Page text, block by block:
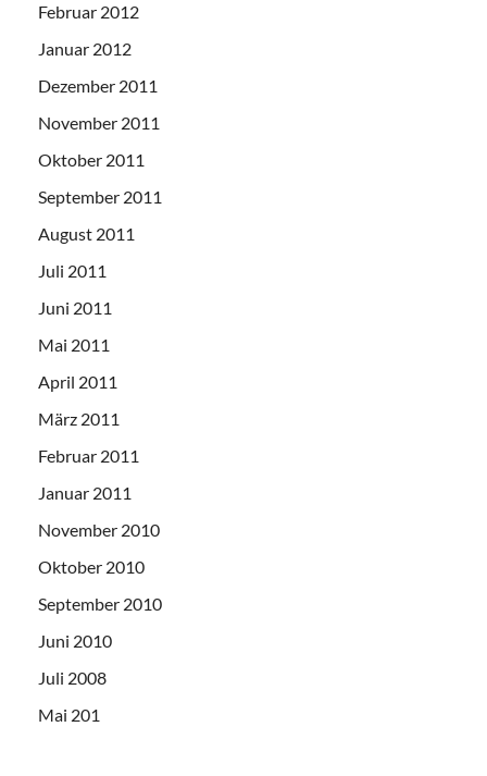
Februar 2012
Januar 2012
Dezember 2011
November 2011
Oktober 2011
September 2011
August 2011
Juli 2011
Juni 2011
Mai 2011
April 2011
März 2011
Februar 2011
Januar 2011
November 2010
Oktober 2010
September 2010
Juni 2010
Juli 2008
Mai 201